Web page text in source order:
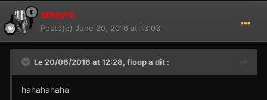
amayra
Posté(e) June 20, 2016 at 13:03
Le 20/06/2016 at 12:28, floopa dit :
hahahahaha